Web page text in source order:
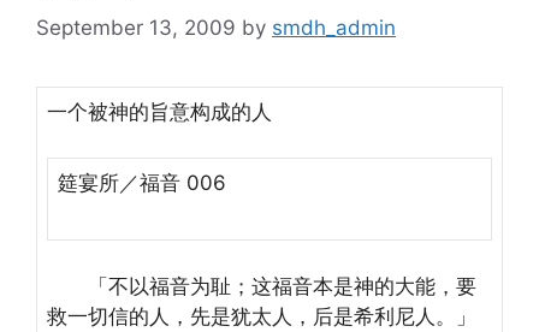
September 13, 2009 by smdh_admin
一个被神的旨意构成的人
筵宴所／福音 006
「不以福音为耻；这福音本是神的大能，要
救一切信的人，先是犹太人，后是希利尼人。」